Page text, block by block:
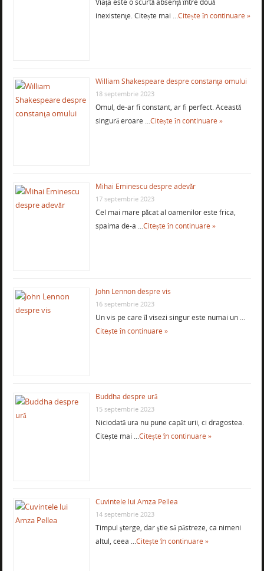
inexistenţe. Citește mai …Citește în continuare »
William Shakespeare despre constanţa omului
18 septembrie 2023
Omul, de-ar fi constant, ar fi perfect. Această
singură eroare …Citește în continuare »
Mihai Eminescu despre adevăr
17 septembrie 2023
Cel mai mare păcat al oamenilor este frica,
spaima de-a …Citește în continuare »
John Lennon despre vis
16 septembrie 2023
Un vis pe care îl visezi singur este numai un …
Citește în continuare »
Buddha despre ură
15 septembrie 2023
Niciodată ura nu pune capăt urii, ci dragostea.
Citește mai …Citește în continuare »
Cuvintele lui Amza Pellea
14 septembrie 2023
Timpul şterge, dar ştie să păstreze, ca nimeni
altul, ceea …Citește în continuare »